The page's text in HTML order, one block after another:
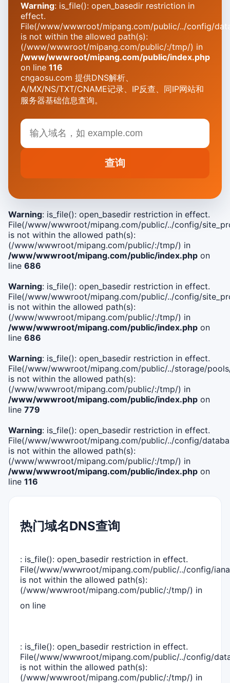
Warning: is_file(): open_basedir restriction in
effect.
File(/www/wwwroot/mipang.com/public/../config/
is not within the allowed path(s):
(/www/wwwroot/mipang.com/public/:/tmp/) in
/www/wwwroot/mipang.com/public/index.php
on line 116
cngaosu.com 提供DNS解析、
A/MX/NS/TXT/CNAME记录、IP反查、同IP网站和
服务器基础信息查询。
查询
Warning: is_file(): open_basedir restriction in effect.
File(/www/wwwroot/mipang.com/public/../config/
is not within the allowed path(s):
(/www/wwwroot/mipang.com/public/:/tmp/) in
/www/wwwroot/mipang.com/public/index.php on
line 686
Warning: is_file(): open_basedir restriction in effect.
File(/www/wwwroot/mipang.com/public/../config/
is not within the allowed path(s):
(/www/wwwroot/mipang.com/public/:/tmp/) in
/www/wwwroot/mipang.com/public/index.php on
line 686
Warning: is_file(): open_basedir restriction in effect.
File(/www/wwwroot/mipang.com/public/../storage/
is not within the allowed path(s):
(/www/wwwroot/mipang.com/public/:/tmp/) in
/www/wwwroot/mipang.com/public/index.php on
line 779
Warning: is_file(): open_basedir restriction in effect.
File(/www/wwwroot/mipang.com/public/../config/
is not within the allowed path(s):
(/www/wwwroot/mipang.com/public/:/tmp/) in
/www/wwwroot/mipang.com/public/index.php on
line 116
热门域名DNS查询
: is_file(): open_basedir restriction in effect.
File(/www/wwwroot/mipang.com/public/../config/
is not within the allowed path(s):
(/www/wwwroot/mipang.com/public/:/tmp/) in
on line
: is_file(): open_basedir restriction in effect.
File(/www/wwwroot/mipang.com/public/../config/
is not within the allowed path(s):
(/www/wwwroot/mipang.com/public/:/tmp/) in